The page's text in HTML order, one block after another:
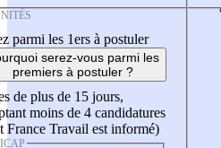
parmi les 1ers à postuler
serez-vous parmi les
premiers à postuler ?
de plus de 15 jours,
moins de 4 candidatures
France Travail est informé)